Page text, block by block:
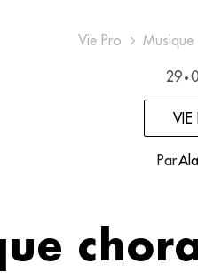
Vie Pro
29 •
VIE
Par